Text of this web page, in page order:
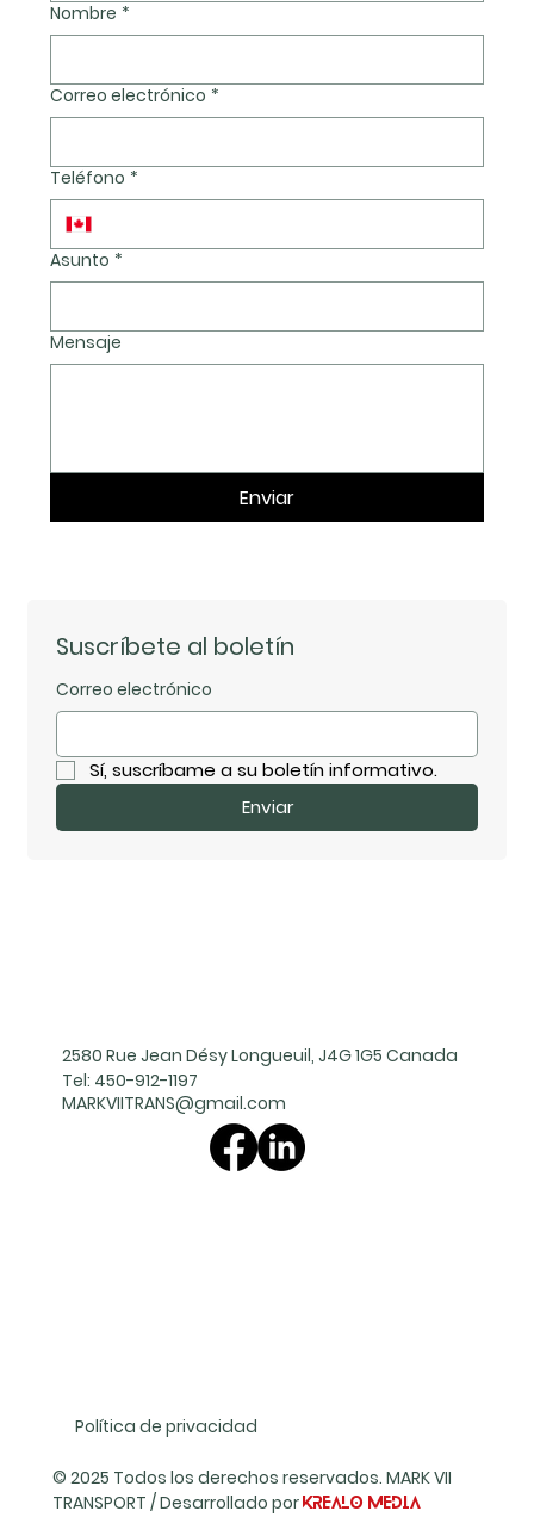
Nombre *
Correo electrónico *
Teléfono *
Asunto *
Mensaje
Enviar
2580 Rue Jean Désy Longueuil, J4G 1G5 Canada
Tel: 450-912-1197
MARKVIITRANS@gmail.com
Suscríbete al boletín
Correo electrónico
Sí, suscríbame a su boletín informativo.
Enviar
Política de privacidad
© 2025 Todos los derechos reservados. MARK VII
TRANSPORT / Desarrollado porKrealo Media